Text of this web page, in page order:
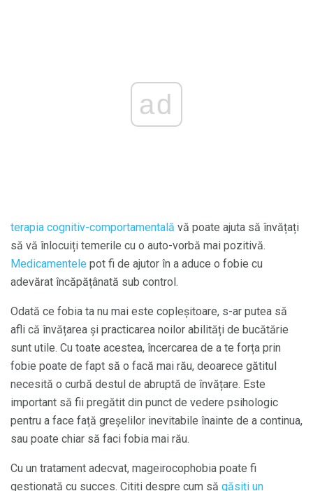
ad
terapia cognitiv-comportamentală vă poate ajuta să învățați
să vă înlocuiți temerile cu o auto-vorbă mai pozitivă.
Medicamentele pot fi de ajutor în a aduce o fobie cu
adevărat încăpățânată sub control.
Odată ce fobia ta nu mai este copleșitoare, s-ar putea să
afli că învățarea și practicarea noilor abilități de bucătărie
sunt utile. Cu toate acestea, încercarea de a te forța prin
fobie poate de fapt să o facă mai rău, deoarece gătitul
necesită o curbă destul de abruptă de învățare. Este
important să fii pregătit din punct de vedere psihologic
pentru a face față greșelilor inevitabile înainte de a continua,
sau poate chiar să faci fobia mai rău.
Cu un tratament adecvat, mageirocophobia poate fi
gestionată cu succes. Citiți despre cum să găsiți un